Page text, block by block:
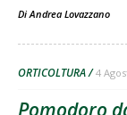
DiAndrea Lovazzano
ORTICOLTURA 4
Pomodoro